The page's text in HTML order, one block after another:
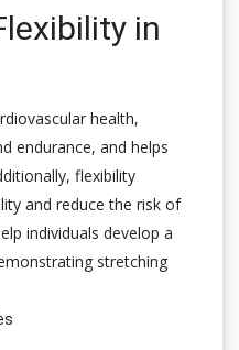
in
health,
endurance, and helps
flexibility
and reduce the risk of
individuals develop a
stretching